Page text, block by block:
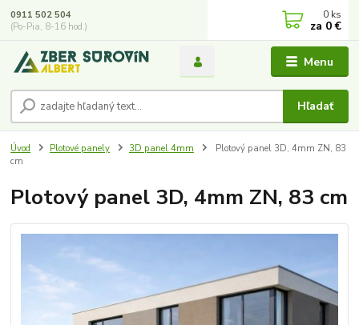
Menu
Hľadať
0911 502 504
(Po-Pia, 8-16 hod.)
0 ks
za 0 €
Úvod Plotové panely 3D panel 4mm
Plotový panel 3D, 4mm ZN, 83
cm
Plotový panel 3D, 4mm ZN, 83 cm